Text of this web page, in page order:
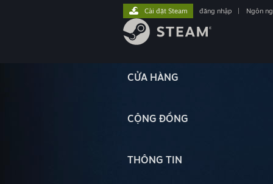
CỬA HÀNG
CỘNG ĐỒNG
THÔNG TIN
Cài đặt Steam đăng nhập Ngôn